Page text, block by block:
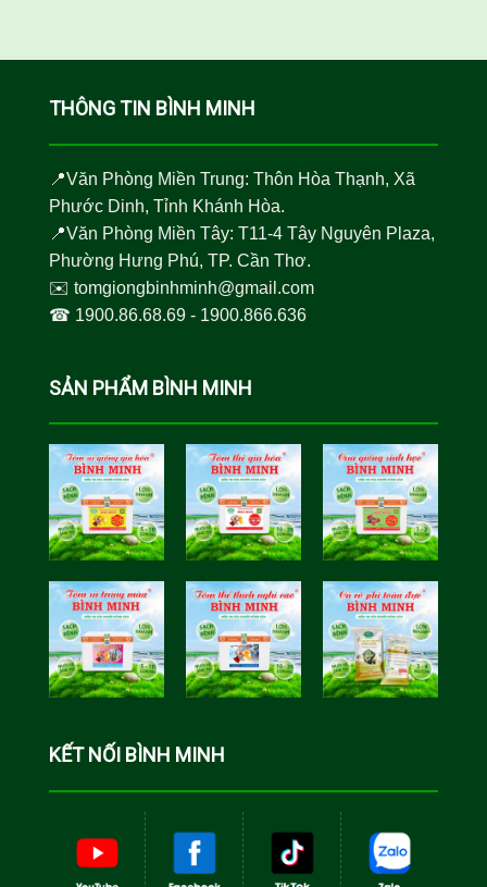
THÔNG TIN BÌNH MINH
📍Văn Phòng Miền Trung: Thôn Hòa Thạnh, Xã
Phước Dinh, Tỉnh Khánh Hòa.
📍Văn Phòng Miền Tây: T11-4 Tây Nguyên Plaza,
Phường Hưng Phú, TP. Cần Thơ.
✉️ tomgiongbinhminh@gmail.com
☎︎ 1900.86.68.69- 1900.866.636
SẢN PHẨM BÌNH MINH
Hóa Bình
Minh
Học Bình
Minh
KẾT NỐI BÌNH MINH